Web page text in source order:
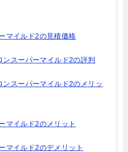
マイルド2の見積価格
スーパーマイルド2の評判
ンスーパーマイルド2のメリッ
マイルド2のメリット
マイルド2のデメリット